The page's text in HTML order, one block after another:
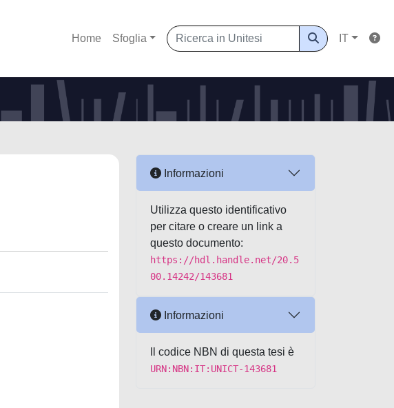
Home Sfoglia IT
Informazioni
Utilizza questo identificativo
per citare o creare un link a
questo documento:
https://hdl.handle.net/20.5
00.14242/143681
Informazioni
Il codice NBN di questa tesi è
URN:NBN:IT:UNICT-143681